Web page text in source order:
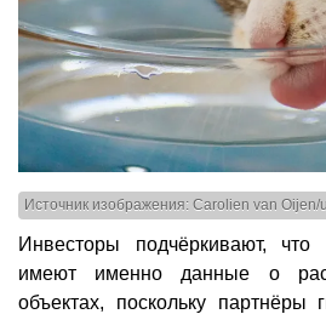
Источник изображения: Carolien van Oijen/
Инвесторы подчёркивают,
имеют именно данные о
объектах, поскольку партнёры